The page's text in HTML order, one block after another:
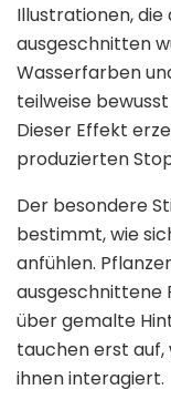
Illustrationen, die
ausgeschnitten
Wasserfarben
teilweise
Dieser Effekt
produzierten
Der besondere
bestimmt, wie
anfühlen.
ausgeschnittene
über gemalte
tauchen erst
ihnen interagiert.